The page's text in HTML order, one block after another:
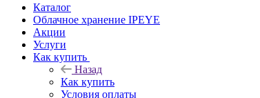
Каталог
Облачное хранение IPEYE
Акции
Услуги
Как купить
Назад
Как купить
Условия оплаты